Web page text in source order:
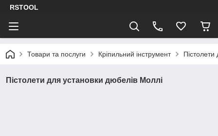
RSTOOL
Товари та послуги Кріпильний інструмент
Пістолети для установки дюбелів Моллі